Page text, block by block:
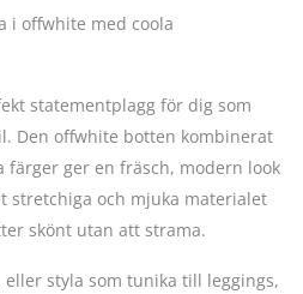
i offwhite med coola
statementplagg för dig som
Den offwhite botten kombinerat
färger ger en fräsch, modern look
stretchiga och mjuka materialet
skönt utan att strama.
styla som tunika till leggings,